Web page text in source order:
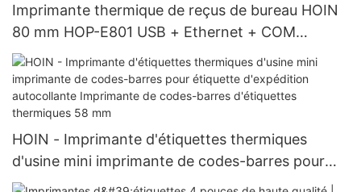
Imprimante thermique de reçus de bureau HOIN
80 mm HOP-E801 USB + Ethernet + COM
Imprimante système POS 80 mm
HOIN - Imprimante d'étiquettes thermiques
d'usine mini imprimante de codes-barres pour
étiquette d'expédition autocollante Imprimante